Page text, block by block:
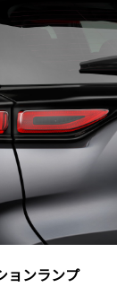
ョンランプ